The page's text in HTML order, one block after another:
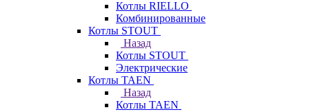
Котлы RIELLO
Комбинированные
Котлы STOUT
Назад
Котлы STOUT
Электрические
Котлы TAEN
Назад
Котлы TAEN